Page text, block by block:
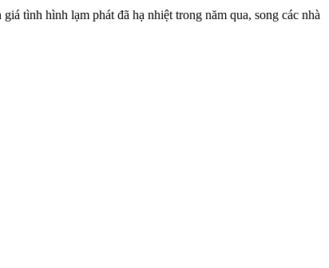
tình hình lạm phát đã hạ nhiệt trong năm qua, song các nhà